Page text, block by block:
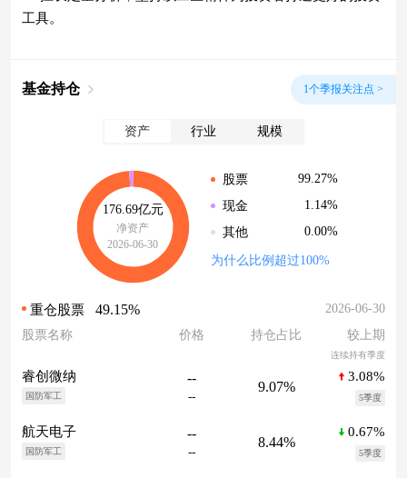
工具。
基金持仓 1个季报关注点 >
资产 行业 规模
176.69亿元
净资产
2026-06-30
股票
99.27%
现金
1.14%
其他
0.00%
为什么比例超过100%
重仓股票 49.15%
2026-06-30
股票名称
价格 持仓占比 较上期
连续持有季度
睿创微纳
国防军工
--
--
9.07%
3.08%
5季度
航天电子
国防军工
--
--
8.44%
0.67%
5季度